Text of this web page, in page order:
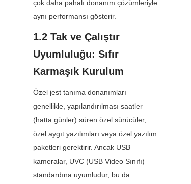
çok daha pahalı donanım çözümleriyle
aynı performansı gösterir.
1.2 Tak ve Çalıştır
Uyumluluğu: Sıfır
Karmaşık Kurulum
Özel jest tanıma donanımları
genellikle, yapılandırılması saatler
(hatta günler) süren özel sürücüler,
özel aygıt yazılımları veya özel yazılım
paketleri gerektirir. Ancak USB
kameralar, UVC (USB Video Sınıfı)
standardına uyumludur, bu da